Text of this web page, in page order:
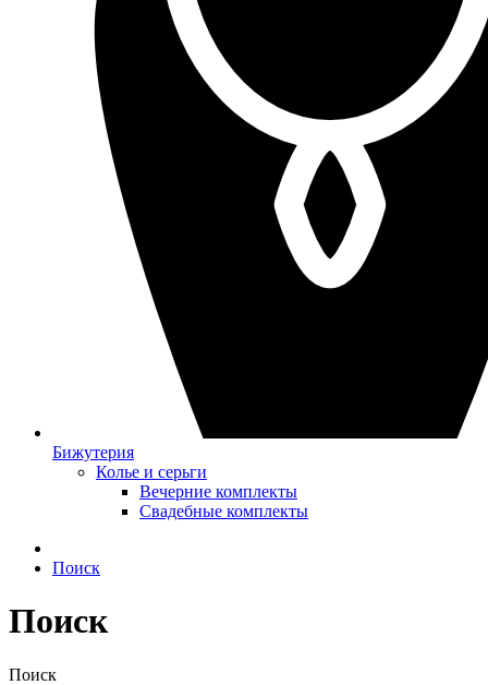
Бижутерия
Колье и серьги
Вечерние комплекты
Свадебные комплекты
Поиск
Поиск
Поиск